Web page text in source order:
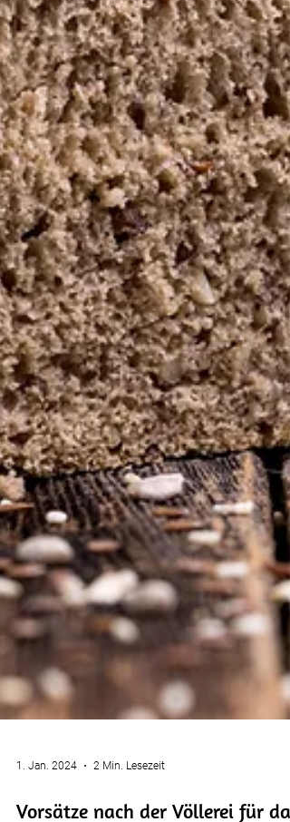
1. Jan. 2024 2 Min. Lesezeit